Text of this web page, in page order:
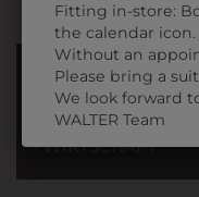
FÜR DIE HLW 1.
- WIRTSCHAFT
Fitting in-store:
the calendar icon.
Without an
Please bring a
We look forward
WALTER Team